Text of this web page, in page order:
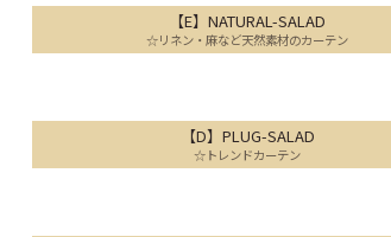
【E】NATURAL-SALAD
☆リネン・麻など天然素材のカーテン
【D】PLUG-SALAD
☆トレンドカーテン